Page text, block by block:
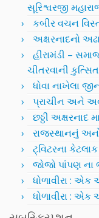
સૂરિશ્વરજી
કબીર વચન
અક્ષરનાદનો
હીરામંડી –
ચીતરવાની કુત્સિત
ધોવા નાખેલા
પ્રાચીન અને
છઠ્ઠી અક્ષરનાદ
રાજસ્થાનનું
ટ્વિટરના
જોજો પાંપણ ના
ધોળાવીરા :
ધોળાવીરા :